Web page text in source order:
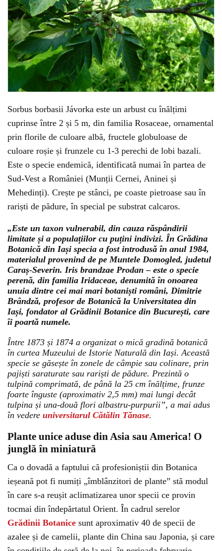
Sorbus borbasii Jávorka este un arbust cu înălțimi
cuprinse între 2 și 5 m, din familia Rosaceae, ornamental
prin florile de culoare albă, fructele globuloase de
culoare roșie și frunzele cu 1-3 perechi de lobi bazali.
Este o specie endemică, identificată numai în partea de
Sud-Vest a României (Munții Cernei, Aninei și
Mehedinți). Crește pe stânci, pe coaste pietroase sau în
rariști de pădure, în special pe substrat calcaros.
„Este un taxon vulnerabil, din cauza răspândirii
limitate și a populațiilor cu puțini indivizi. În Grădina
Botanică din Iași specia a fost introdusă în anul 1984,
materialul provenind de pe Muntele Domogled, judetul
Caraș-Severin. Iris brandzae Prodan – este o specie
perenă, din familia Iridaceae, denumită în onoarea
unuia dintre cei mai mari botaniști români, Dimitrie
Brândză, profesor de Botanică la Universitatea din
Iași, fondator al Grădinii Botanice din București, care
îi poartă numele.
Între 1873 și 1874 a organizat o mică gradină botanică
în curtea Muzeului de Istorie Naturală din Iași. Această
specie se găsește în zonele de câmpie sau colinare, prin
pajiști saraturate sau rariști de pădure. Prezintă o
tulpină comprimată, de până la 25 cm înălțime, frunze
foarte înguste (aproximativ 2,5 mm) mai lungi decât
tulpina și una-două flori albastru-purpurii”, a mai adus
în vedere universitarul Cătălin Tănase.
Plante unice aduse din Asia sau America! O
junglă în miniatură
Ca o dovadă a faptului că profesioniștii din Botanica
ieșeană pot fi numiți „îmblânzitori de plante” stă modul
în care s-a reușit aclimatizarea unor specii ce provin
tocmai din îndepărtatul Orient. În cadrul serelor
Grădinii Botanice sunt aproximativ 40 de specii de
azalee și de camelii, plante din China sau Japonia, și care